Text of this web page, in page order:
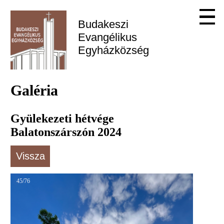
Budakeszi
Evangélikus
Egyházközség
Galéria
Gyülekezeti hétvége
Balatonszárszón 2024
Vissza
45/76